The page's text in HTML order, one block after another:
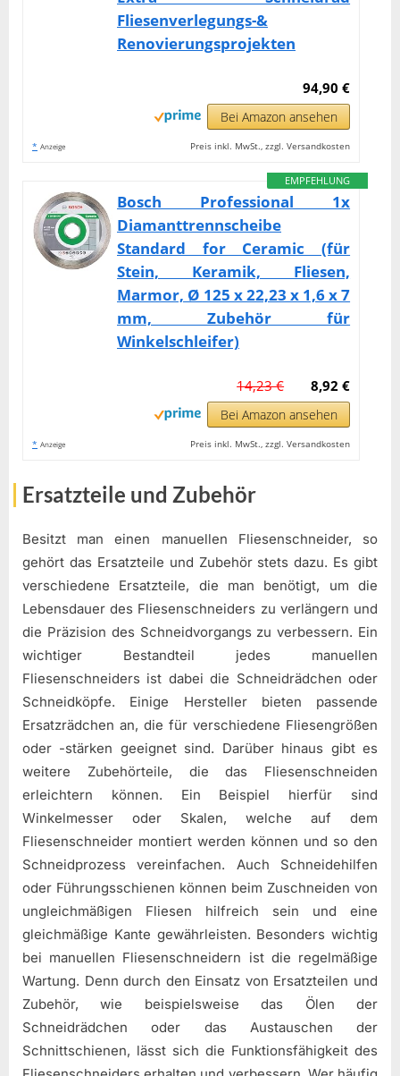
Fliesenverlegungs-&
Renovierungsprojekten
94,90 €
Bei Amazon ansehen
* Anzeige Preis inkl. MwSt., zzgl. Versandkosten
EMPFEHLUNG
Bosch Professional 1x
Diamanttrennscheibe
Standard for Ceramic (für
Stein, Keramik, Fliesen,
Marmor, Ø 125 x 22,23 x 1,6 x 7
mm, Zubehör für
Winkelschleifer)
8,92 €
14,23 €
Bei Amazon ansehen
* Anzeige Preis inkl. MwSt., zzgl. Versandkosten
Ersatzteile und Zubehör
Besitzt man einen manuellen Fliesenschneider, so
gehört das Ersatzteile und Zubehör stets dazu. Es gibt
verschiedene Ersatzteile, die man benötigt, um die
Lebensdauer des Fliesenschneiders zu verlängern und
die Präzision des Schneidvorgangs zu verbessern. Ein
wichtiger Bestandteil jedes manuellen
Fliesenschneiders ist dabei die Schneidrädchen oder
Schneidköpfe. Einige Hersteller bieten passende
Ersatzrädchen an, die für verschiedene Fliesengrößen
oder -stärken geeignet sind. Darüber hinaus gibt es
weitere Zubehörteile, die das Fliesenschneiden
erleichtern können. Ein Beispiel hierfür sind
Winkelmesser oder Skalen, welche auf dem
Fliesenschneider montiert werden können und so den
Schneidprozess vereinfachen. Auch Schneidehilfen
oder Führungsschienen können beim Zuschneiden von
ungleichmäßigen Fliesen hilfreich sein und eine
gleichmäßige Kante gewährleisten. Besonders wichtig
bei manuellen Fliesenschneidern ist die regelmäßige
Wartung. Denn durch den Einsatz von Ersatzteilen und
Zubehör, wie beispielsweise das Ölen der
Schneidrädchen oder das Austauschen der
Schnittschienen, lässt sich die Funktionsfähigkeit des